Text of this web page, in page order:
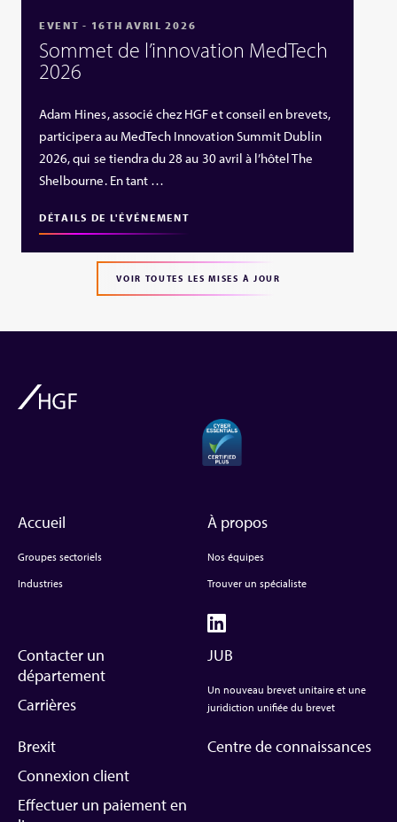
EVENT - 16TH AVRIL 2026
Sommet de l’innovation MedTech
2026
Adam Hines, associé chez HGF et conseil en brevets,
participera au MedTech Innovation Summit Dublin
2026, qui se tiendra du 28 au 30 avril à l’hôtel The
Shelbourne. En tant …
DÉTAILS DE L'ÉVÉNEMENT
VOIR TOUTES LES MISES À JOUR
Accueil
Groupes sectoriels
Industries
À propos
Nos équipes
Trouver un spécialiste
Contacter un
département
Carrières
JUB
Un nouveau brevet unitaire et une
juridiction unifiée du brevet
Brexit
Connexion client
Effectuer un paiement en
Centre de connaissances